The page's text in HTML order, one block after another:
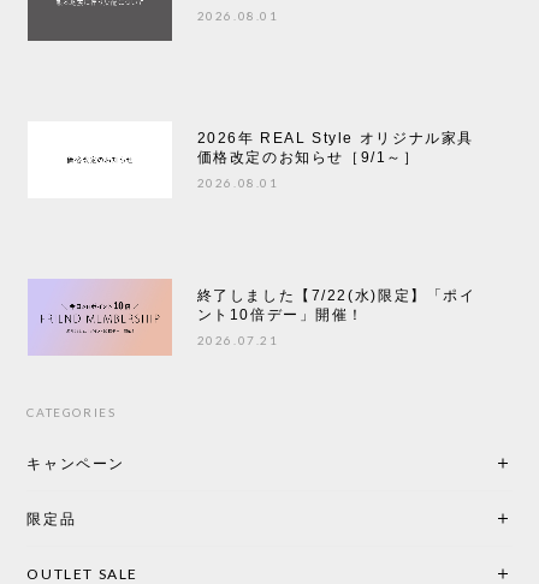
2026.08.01
2026年 REAL Style オリジナル家具
価格改定のお知らせ［9/1～］
2026.08.01
終了しました【7/22(水)限定】「ポイ
ント10倍デー」開催！
2026.07.21
CATEGORIES
キャンペーン
限定品
OUTLET SALE